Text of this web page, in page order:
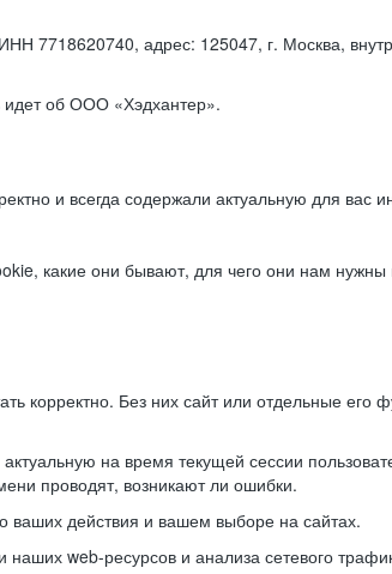
адрес: 125047, г. Москва,
идет об ООО «Хэдхантер».
и всегда содержали актуальную для вас
какие они бывают, для чего они нам нужны и
корректно. Без них сайт или отдельные
на время текущей сессии
проводят, возникают ли ошибки.
действия и вашем выборе на сайтах.
web-ресурсов и анализа сетевого